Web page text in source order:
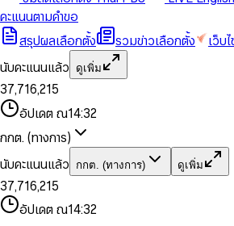
คะแนนตามคำขอ
สรุปผลเลือกตั้ง
รวมข่าวเลือกตั้ง
เว็บ
นับคะแนนแล้ว
ดูเพิ่ม
0
1
2
3
4
5
6
8
9
2
3
4
5
6
7
8
9
,
2
4
6
7
8
9
0
1
2
3
4
5
6
7
8
9
1
3
5
6
7
8
9
,
1
2
4
5
7
8
9
0
1
3
4
6
7
8
9
0
2
3
4
5
7
8
อัปเดต ณ14:32
กกต. (ทางการ)
นับคะแนนแล้ว
กกต. (ทางการ) ดูเพิ่ม
0
1
2
3
4
5
0
1
2
4
5
6
7
8
9
,
0
1
2
4
6
7
8
9
0
1
2
3
0
1
3
5
6
7
8
,
1
2
4
0
1
3
0
2
3
4
5
7
อัปเดต ณ14:32